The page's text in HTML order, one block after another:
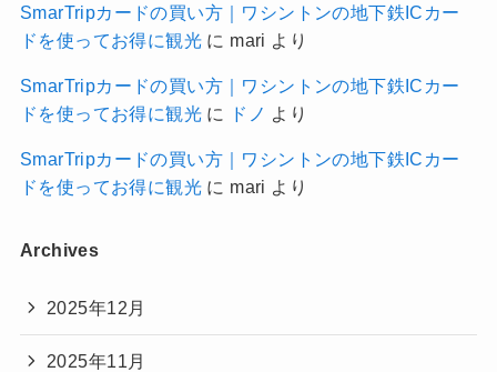
SmarTripカードの買い方｜ワシントンの地下鉄ICカー
ドを使ってお得に観光に mari より
SmarTripカードの買い方｜ワシントンの地下鉄ICカー
ドを使ってお得に観光に ドノ より
SmarTripカードの買い方｜ワシントンの地下鉄ICカー
ドを使ってお得に観光に mari より
Archives
2025年12月
2025年11月